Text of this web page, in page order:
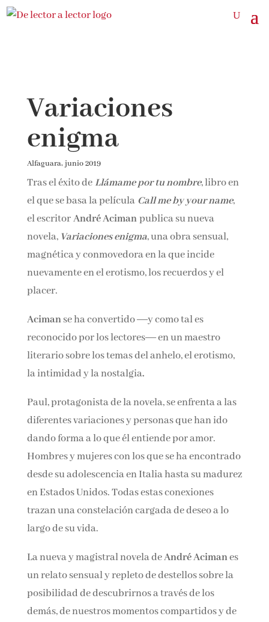
Variaciones
enigma
Alfaguara, junio 2019
Tras el éxito deLlámame por tu nombre, libro en
el que se basa la película Call me by your name,
el escritorAndré Acimanpublica su nueva
novela, Variaciones enigma, una obra sensual,
magnética y conmovedora en la que incide
nuevamente en el erotismo, los recuerdos y el
placer.
Acimanse ha convertido ―y como tal es
reconocido por los lectores― en un maestro
literario sobre los temas del anhelo, el erotismo,
la intimidad y la nostalgia.
Paul, protagonista de la novela, se enfrenta a las
diferentes variaciones y personas que han ido
dando forma a lo que él entiende por amor.
Hombres y mujeres con los que se ha encontrado
desde su adolescencia en Italia hasta su madurez
en Estados Unidos. Todas estas conexiones
trazan una conste­lación cargada de deseo a lo
largo de su vida.
La nueva y magistral novela deAndré Acimanes
un relato sen­sual y repleto de destellos sobre la
posibilidad de descubrirnos a través de los
demás, de nuestros momentos compartidos y de